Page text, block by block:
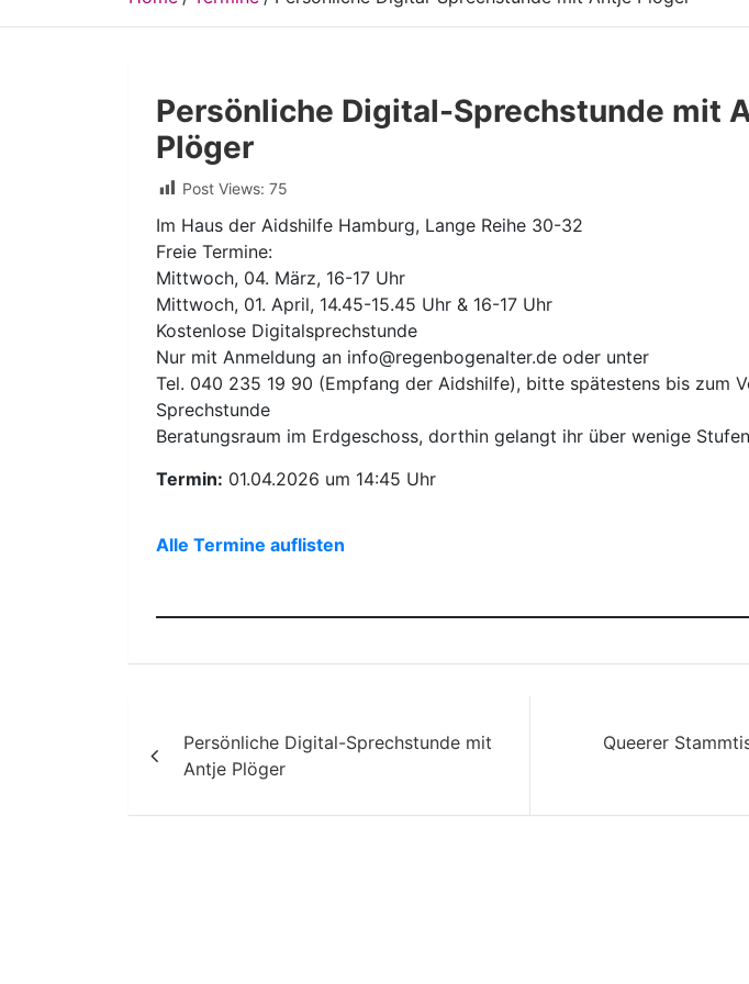
Persönliche Digital-Sprechstunde mit
Plöger
Post Views: 75
Im Haus der Aidshilfe Hamburg, Lange Reihe 30-32
Freie Termine:
Mittwoch, 04. März, 16-17 Uhr
Mittwoch, 01. April, 14.45-15.45 Uhr & 16-17 Uhr
Kostenlose Digitalsprechstunde
Nur mit Anmeldung an info@regenbogenalter.de oder unter
Tel. 040 235 19 90 (Empfang der Aidshilfe), bitte spätestens bis zum
Sprechstunde
Beratungsraum im Erdgeschoss, dorthin gelangt ihr über wenige
Termin: 01.04.2026 um 14:45 Uhr
Alle Termine auflisten
Persönliche Digital-Sprechstunde mit
Antje Plöger
Queerer